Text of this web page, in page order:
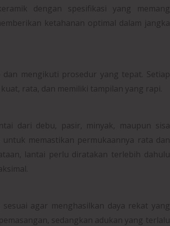
dengan spesifikasi yang memang
ketahanan optimal dalam jangka
mengikuti prosedur yang tepat. Setiap
rata, dan memiliki tampilan yang rapi.
dari debu, pasir, minyak, maupun sisa
memastikan permukaannya rata dan
lantai perlu diratakan terlebih dahulu
agar menghasilkan daya rekat yang
sedangkan adukan yang terlalu